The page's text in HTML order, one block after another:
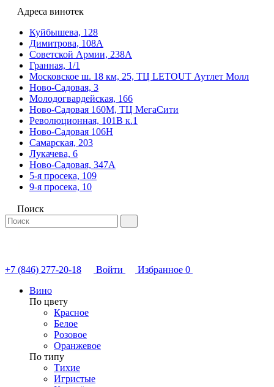
Адреса винотек
Куйбышева, 128
Димитрова, 108А
Советской Армии, 238А
Гранная, 1/1
Московское ш. 18 км, 25, ТЦ LETOUT Аутлет Молл
Ново-Садовая, 3
Молодогвардейская, 166
Ново-Садовая 160М, ТЦ МегаСити
Революционная, 101В к.1
Ново-Садовая 106Н
Самарская, 203
Лукачева, 6
Ново-Садовая, 347А
5-я просека, 109
9-я просека, 10
Поиск
+7 (846) 277-20-18 Войти Избранное 0
Вино
По цвету
Красное
Белое
Розовое
Оранжевое
По типу
Тихие
Игристые